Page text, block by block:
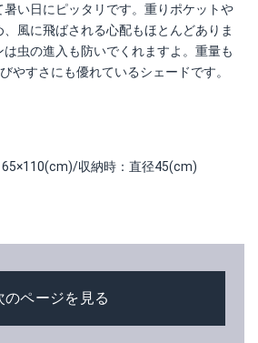
い日にピッタリです。重りポケットや
風に飛ばされる心配もほとんどありま
虫の進入も防いでくれますよ。重量も
やすさにも優れているシェードです。
収納時：直径45(cm)
のページを見る